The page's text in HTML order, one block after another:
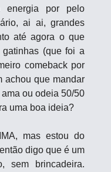
energia por pelo
ai ai, grandes
até agora o que
(que foi a
comeback por
achou que mandar
ou odeia 50/50
uma boa ideia?
mas estou do
digo que é um
sem brincadeira.